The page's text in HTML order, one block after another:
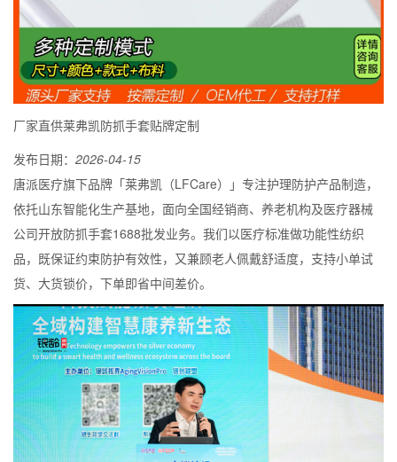
厂家直供莱弗凯防抓手套贴牌定制
发布日期： 2026-04-15
唐派医疗旗下品牌「莱弗凯（LFCare）」专注护理防护产品制造，
依托山东智能化生产基地，面向全国经销商、养老机构及医疗器械
公司开放防抓手套1688批发业务。我们以医疗标准做功能性纺织
品，既保证约束防护有效性，又兼顾老人佩戴舒适度，支持小单试
货、大货锁价，下单即省中间差价。